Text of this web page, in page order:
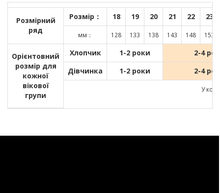
Розмірний
ряд
Розмір： 18 19 20 21 22 23
мм： 128 133 138 143 148 153
Орієнтовний
розмір для
кожної
вікової
групи
Хлопчик 1-2 роки
2-4
Дівчинка
1-2 роки 2-4
У